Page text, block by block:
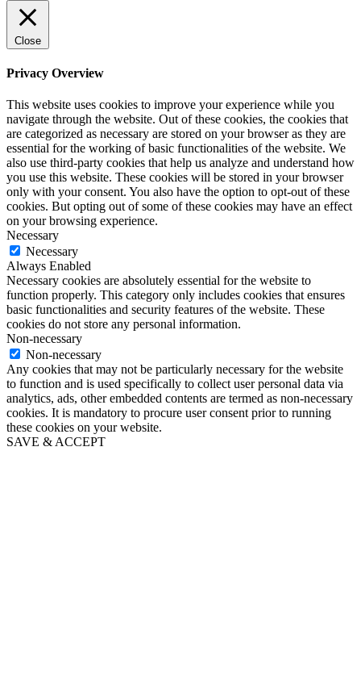
Close
Privacy Overview
This website uses cookies to improve your experience while you
navigate through the website. Out of these cookies, the cookies that
are categorized as necessary are stored on your browser as they are
essential for the working of basic functionalities of the website. We
also use third-party cookies that help us analyze and understand how
you use this website. These cookies will be stored in your browser
only with your consent. You also have the option to opt-out of these
cookies. But opting out of some of these cookies may have an effect
on your browsing experience.
Necessary
Necessary
Always Enabled
Necessary cookies are absolutely essential for the website to
function properly. This category only includes cookies that ensures
basic functionalities and security features of the website. These
cookies do not store any personal information.
Non-necessary
Non-necessary
Any cookies that may not be particularly necessary for the website
to function and is used specifically to collect user personal data via
analytics, ads, other embedded contents are termed as non-necessary
cookies. It is mandatory to procure user consent prior to running
these cookies on your website.
SAVE & ACCEPT